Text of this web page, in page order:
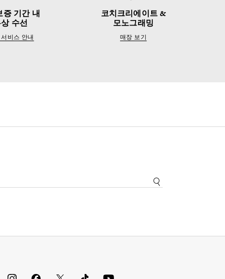
증 기간 내
수선
비스 안내
코치크리에이트 &
모노그래밍
매장 보기